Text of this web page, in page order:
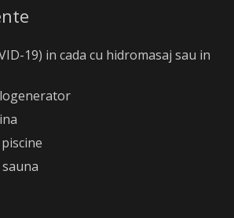
19) in cada cu hidromasaj sau in